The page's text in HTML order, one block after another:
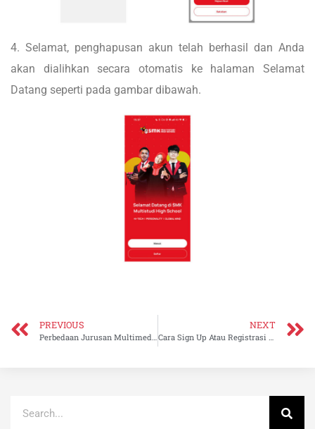
4. Selamat, penghapusan akun telah berhasil dan Anda
akan dialihkan secara otomatis ke halaman Selamat
Datang seperti pada gambar dibawah.
PREVIOUS
Perbedaan Jurusan Multimedia dengan Broadcasting
NEXT
Cara Sign Up Atau Registrasi Aplikasi SMK MHS Batam